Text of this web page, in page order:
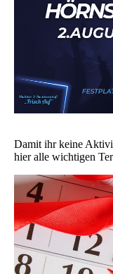
Damit ihr keine
hier alle wichtigen